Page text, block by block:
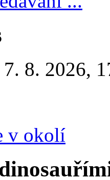
7. 8. 2026,
v okolí